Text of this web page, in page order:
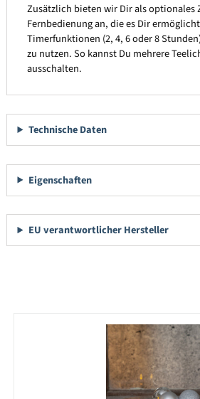
Zusätzlich bieten wir Dir als optionales
Fernbedienung an, die es Dir
Timerfunktionen (2, 4, 6 oder 8
zu nutzen. So kannst Du mehrere
ausschalten.
Technische Daten
Eigenschaften
EU verantwortlicher Hersteller